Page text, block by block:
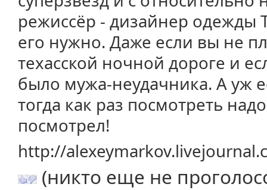
режиссёр - дизайнер одежды
его нужно. Даже если вы не
техасской ночной дороге и
было мужа-неудачника. А уж
тогда как раз посмотреть
посмотрел!
http://
(никто еще не